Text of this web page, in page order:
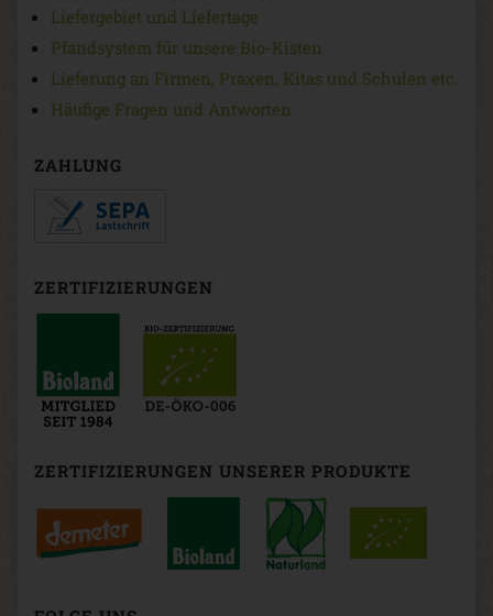
Liefergebiet und Liefertage
Pfandsystem für unsere Bio-Kisten
Lieferung an Firmen, Praxen, Kitas und Schulen etc.
Häufige Fragen und Antworten
ZAHLUNG
ZERTIFIZIERUNGEN
ZERTIFIZIERUNGEN UNSERER PRODUKTE